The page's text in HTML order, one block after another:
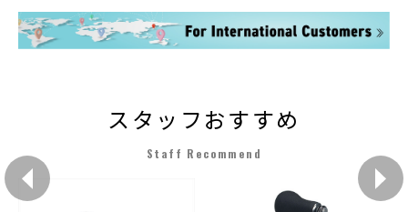
スタッフおすすめ
Staff Recommend